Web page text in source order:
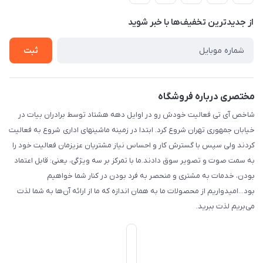
بست پنجم، پلاک: 1.0، طبقه: 3، واحد: غربی، / واحد فروش :تهران،
درباره ما
حریم خصوصی
راهنما
از جدید‌ترین تخفیف‌ها با‌ خبر شوید
ثبت
مختصری درباره فروشگاه
شاخص آی تی فعالیت خودش رو در اوایل دهه هشتاد توسط برادران بیات در
خیابان جمهوری تهران شروع کرد. ابتدا در زمینه ماشینهای اداری شروع به فعالیت
کردند ولی سپس با گسترش کار و احساس نیاز مشتریان عزیزمان فعالیت خود را
به سمت صوت و تصویر سوق دادند.ما با تمرکز بر سه ویژگی، یعنی: قابل اعتماد
بودن، خدمات به مشتری و منحصر به فرد بودن در کنار شما خواهیم
بود...امیدواریم از محصولات ما به همان اندازه که ما از ارائه آن‌ها به شما لذت
می‌‌بریم لذت ببرید.